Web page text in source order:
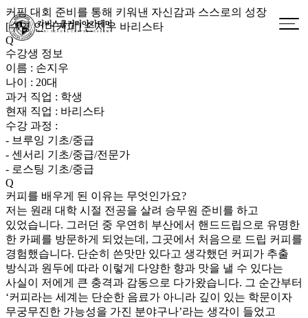
커핑 대회 준비를 통해 키워낸 자신감과 스스로의 성장
[수영 언더커피] 손지우 바리스타
Q
수강생 정보
이름 : 손지우
나이 : 20대
과거 직업 : 학생
현재 직업 : 바리스타
수강 과정 :
- 브루잉 기초/중급
- 센서리 기초/중급/전문가
- 로스팅 기초/중급
Q
커피를 배우게 된 이유는 무엇인가요?
저는 원래 대학 시절 전공을 살려 승무원 준비를 하고
있었습니다. 그러던 중 우연히 부산에서 핸드드립으로 유명한
한 카페를 방문하게 되었는데, 그곳에서 처음으로 드립 커피를
경험했습니다. 단순히 쓴맛만 있다고 생각했던 커피가 추출
방식과 원두에 따라 이렇게 다양한 향과 맛을 낼 수 있다는
사실이 저에게 큰 충격과 감동으로 다가왔습니다. 그 순간부터
‘커피라는 세계는 단순한 음료가 아니라 깊이 있는 학문이자
무궁무진한 가능성을 가진 분야구나’라는 생각이 들었고